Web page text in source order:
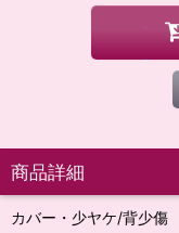
商品詳細
カバー・少ヤケ/背少